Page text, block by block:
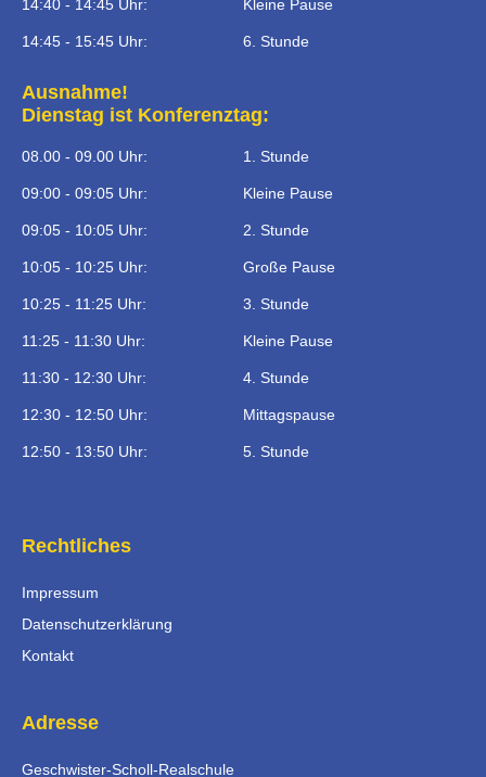
14:40 - 14:45 Uhr: Kleine Pause
14:45 - 15:45 Uhr: 6. Stunde
Ausnahme!
Dienstag ist Konferenztag:
08.00 - 09.00 Uhr: 1. Stunde
09:00 - 09:05 Uhr: Kleine Pause
09:05 - 10:05 Uhr: 2. Stunde
10:05 - 10:25 Uhr: Große Pause
10:25 - 11:25 Uhr: 3. Stunde
11:25 - 11:30 Uhr: Kleine Pause
11:30 - 12:30 Uhr: 4. Stunde
12:30 - 12:50 Uhr: Mittagspause
12:50 - 13:50 Uhr: 5. Stunde
Rechtliches
Impressum
Datenschutzerklärung
Kontakt
Adresse
Geschwister-Scholl-Realschule